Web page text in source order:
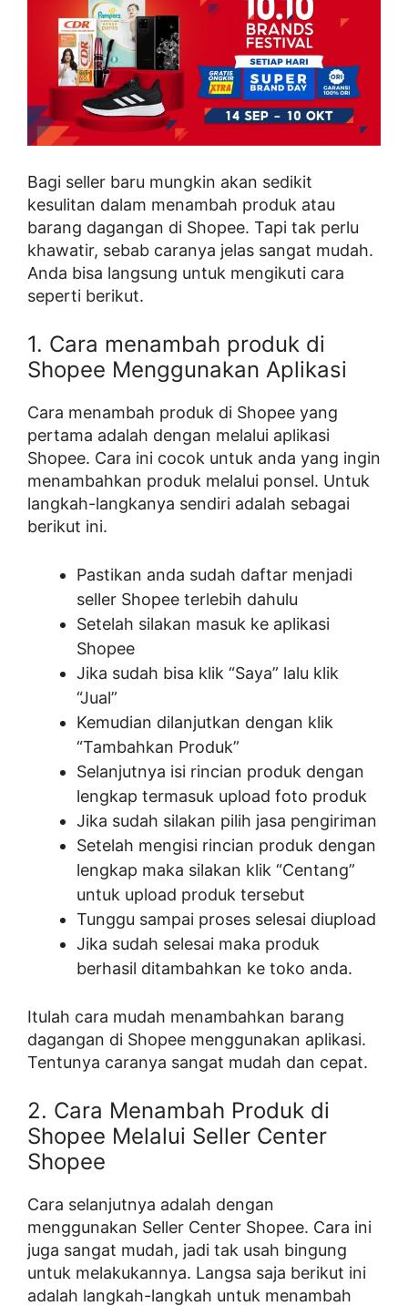
Bagi seller baru mungkin akan sedikit
kesulitan dalam menambah produk atau
barang dagangan di Shopee. Tapi tak perlu
khawatir, sebab caranya jelas sangat mudah.
Anda bisa langsung untuk mengikuti cara
seperti berikut.
1. Cara menambah produk di
Shopee Menggunakan Aplikasi
Cara menambah produk di Shopee yang
pertama adalah dengan melalui aplikasi
Shopee. Cara ini cocok untuk anda yang ingin
menambahkan produk melalui ponsel. Untuk
langkah-langkanya sendiri adalah sebagai
berikut ini.
Pastikan anda sudah daftar menjadi
seller Shopee terlebih dahulu
Setelah silakan masuk ke aplikasi
Shopee
Jika sudah bisa klik “Saya” lalu klik
“Jual”
Kemudian dilanjutkan dengan klik
“Tambahkan Produk”
Selanjutnya isi rincian produk dengan
lengkap termasuk upload foto produk
Jika sudah silakan pilih jasa pengiriman
Setelah mengisi rincian produk dengan
lengkap maka silakan klik “Centang”
untuk upload produk tersebut
Tunggu sampai proses selesai diupload
Jika sudah selesai maka produk
berhasil ditambahkan ke toko anda.
Itulah cara mudah menambahkan barang
dagangan di Shopee menggunakan aplikasi.
Tentunya caranya sangat mudah dan cepat.
2. Cara Menambah Produk di
Shopee Melalui Seller Center
Shopee
Cara selanjutnya adalah dengan
menggunakan Seller Center Shopee. Cara ini
juga sangat mudah, jadi tak usah bingung
untuk melakukannya. Langsa saja berikut ini
adalah langkah-langkah untuk menambah